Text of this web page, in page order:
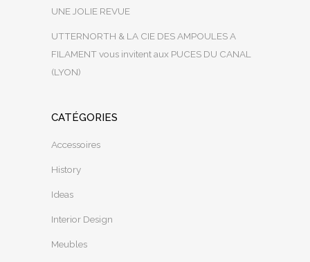
UNE JOLIE REVUE
UTTERNORTH & LA CIE DES AMPOULES A
FILAMENT vous invitent aux PUCES DU CANAL
(LYON)
CATÉGORIES
Accessoires
History
Ideas
Interior Design
Meubles